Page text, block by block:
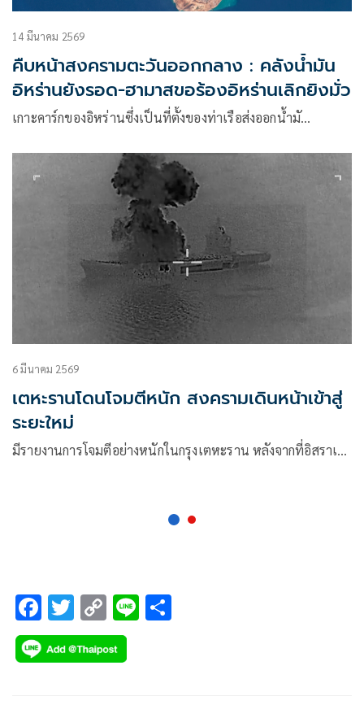
14 มีนาคม 2569
คืบหน้าสงครามตะวันออกกลาง : คลังน้ำมัน
อิหร่านยังรอด-ฮามาสขอร้องอิหร่านเลิกยิงมั่ว
เกาะคาร์กของอิหร่านซึ่งเป็นที่ตั้งของท่าเรือส่งออกน้ำมั…
6 มีนาคม 2569
เตหะรานโดนโจมตีหนัก สงครามเดินหน้าเข้าสู่
ระยะใหม่
มีรายงานการโจมตีอย่างหนักในกรุงเตหะราน หลังจากที่อิสราเ…
F
ac
e
T
wi
tt
C
o
p
Li